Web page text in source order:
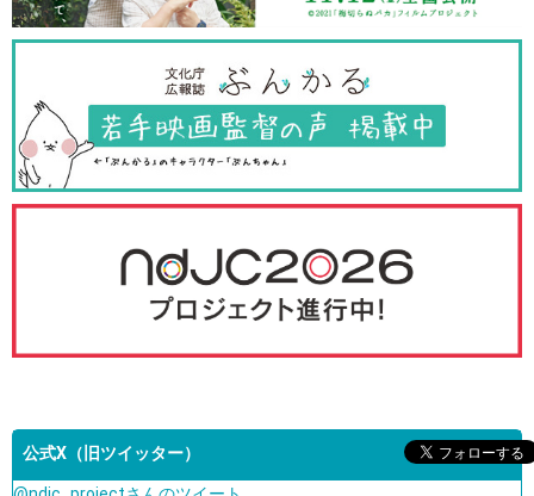
公式X（旧ツイッター）